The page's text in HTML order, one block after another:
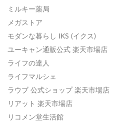
ミルキー薬局
メガストア
モダンな暮らし IKS (イクス)
ユーキャン通販公式 楽天市場店
ライフの達人
ライフマルシェ
ラウブ 公式ショップ 楽天市場店
リアット 楽天市場店
リコメン堂生活館